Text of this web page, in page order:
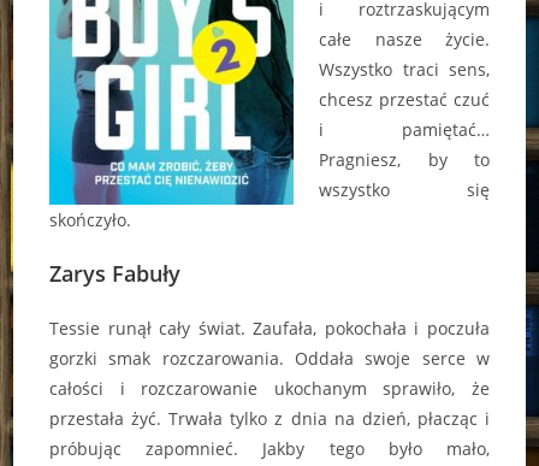
i roztrzaskującym
całe nasze życie.
Wszystko traci sens,
chcesz przestać czuć
i pamiętać…
Pragniesz, by to
wszystko się
skończyło.
Zarys Fabuły
Tessie runął cały świat. Zaufała, pokochała i poczuła
gorzki smak rozczarowania. Oddała swoje serce w
całości i rozczarowanie ukochanym sprawiło, że
przestała żyć. Trwała tylko z dnia na dzień, płacząc i
próbując zapomnieć. Jakby tego było mało,